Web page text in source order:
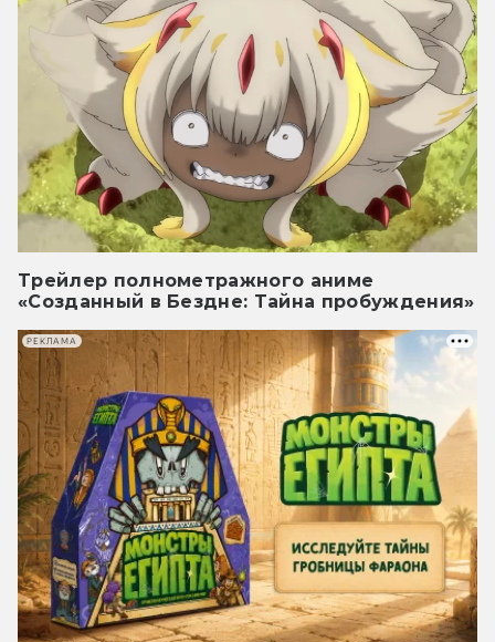
Трейлер полнометражного аниме
«Созданный в Бездне: Тайна пробуждения»
РЕКЛАМА